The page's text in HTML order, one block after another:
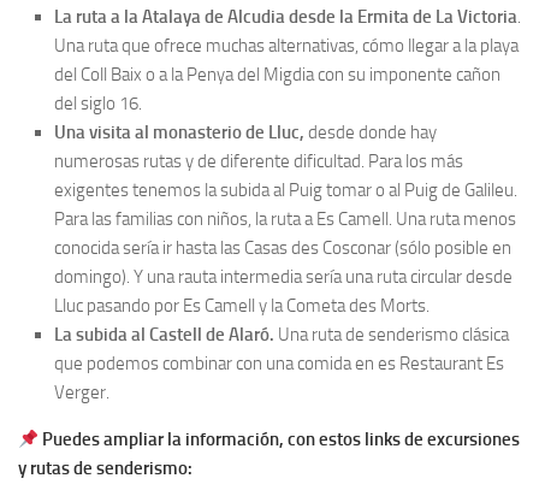
La ruta a la Atalaya de Alcudia desde la Ermita de La Victoria.
Una ruta que ofrece muchas alternativas, cómo llegar a la playa
del Coll Baix o a la Penya del Migdia con su imponente cañon
del siglo 16.
Una visita al monasterio de Lluc, desde donde hay
numerosas rutas y de diferente dificultad. Para los más
exigentes tenemos la subida al Puig tomar o al Puig de Galileu.
Para las familias con niños, la ruta a Es Camell. Una ruta menos
conocida sería ir hasta las Casas des Cosconar (sólo posible en
domingo). Y una rauta intermedia sería una ruta circular desde
Lluc pasando por Es Camell y la Cometa des Morts.
La subida al Castell de Alaró. Una ruta de senderismo clásica
que podemos combinar con una comida en es Restaurant Es
Verger.
Puedes ampliar la información, con estos links de excursiones
y rutas de senderismo: